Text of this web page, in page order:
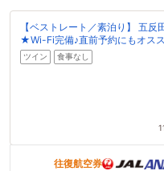
【ベストレート／素泊り】 五
★Wi-Fi完備♪直前予約にもオス
ツイン 食事なし
往復航空券